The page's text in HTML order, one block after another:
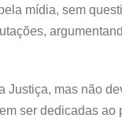
mídia, sem
mas não
ser dedicadas ao